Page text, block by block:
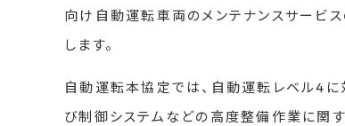
向け自動運転車両のメンテナンスサービ
します。
自動運転本協定では、自動運転レベル4
び制御システムなどの高度整備作業に関